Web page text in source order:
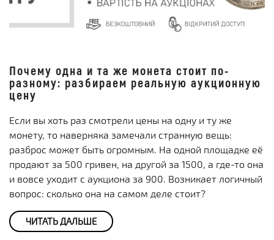
Почему одна и та же монета стоит по-
разному: разбираем реальную аукционную
цену
Если вы хоть раз смотрели цены на одну и ту же
монету, то наверняка замечали странную вещь:
разброс может быть огромным. На одной площадке её
продают за 500 гривен, на другой за 1500, а где-то она
и вовсе уходит с аукциона за 900. Возникает логичный
вопрос: сколько она на самом деле стоит?
ЧИТАТЬ ДАЛЬШЕ